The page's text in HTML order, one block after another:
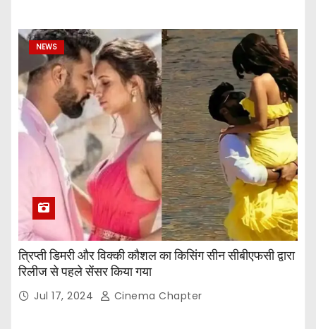
NEWS
त्रिप्ती डिमरी और विक्की कौशल का किसिंग सीन सीबीएफसी द्वारा
रिलीज से पहले सेंसर किया गया
Jul 17, 2024 Cinema Chapter